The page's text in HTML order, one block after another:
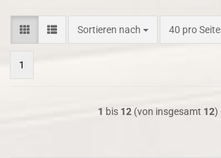
Sortieren nach
Sortieren nach 40 pro Seite
pro Seite
1
1 bis 12(von insgesamt 12)